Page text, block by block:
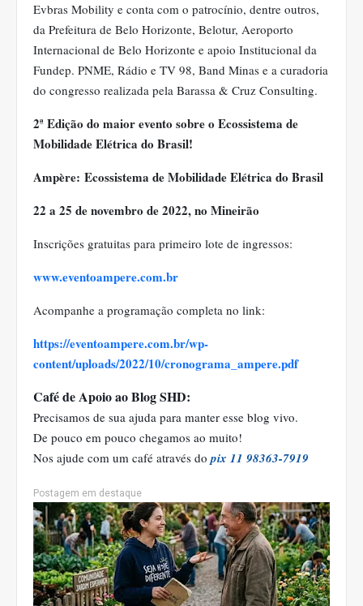
Evbras Mobility e conta com o patrocínio, dentre outros,
da Prefeitura de Belo Horizonte, Belotur, Aeroporto
Internacional de Belo Horizonte e apoio Institucional da
Fundep. PNME, Rádio e TV 98, Band Minas e a curadoria
do congresso realizada pela Barassa & Cruz Consulting.
2ª Edição do maior evento sobre o Ecossistema de
Mobilidade Elétrica do Brasil!
Ampère: Ecossistema de Mobilidade Elétrica do Brasil
22 a 25 de novembro de 2022, no Mineirão
Inscrições gratuitas para primeiro lote de ingressos:
www.eventoampere.com.br
Acompanhe a programação completa no link:
https://eventoampere.com.br/wp-
content/uploads/2022/10/cronograma_ampere.pdf
Café de Apoio ao Blog SHD:
Precisamos de sua ajuda para manter esse blog vivo.
De pouco em pouco chegamos ao muito!
Nos ajude com um café através dopix 11 98363-7919
Postagem em destaque